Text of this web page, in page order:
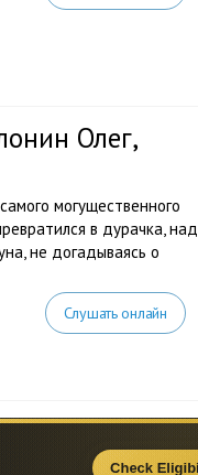
Олег,
могущественного
в дурачка, над
не догадываясь о
Слушать онлайн